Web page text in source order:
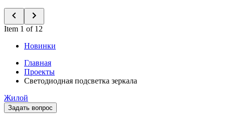
Item 1 of 12
Новинки
Главная
Проекты
Светодиодная подсветка зеркала
Жилой
Задать вопрос